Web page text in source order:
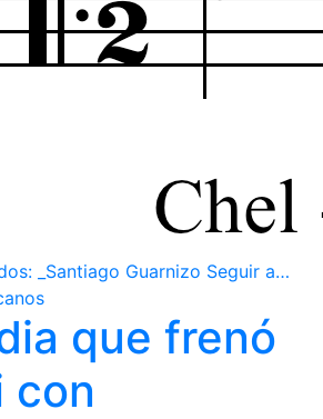
_Santiago Guarnizo Seguir a…
que frenó
con